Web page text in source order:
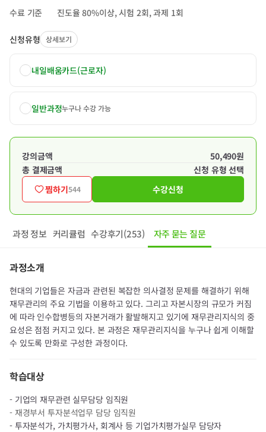
수료 기준
진도율 80%이상, 시험 2회, 과제 1회
신청유형 상세보기
내일배움카드(근로자)
일반과정누구나 수강 가능
강의금액
50,490원
총 결제금액
신청 유형 선택
찜하기544 수강신청
과정 정보 커리큘럼 수강후기(253) 자주 묻는 질문
과정소개
현대의 기업들은 자금과 관련된 복잡한 의사결정 문제를 해결하기 위해
재무관리의 주요 기법을 이용하고 있다. 그리고 자본시장의 규모가 커짐
에 따라 인수합병등의 자본거래가 활발해지고 있기에 재무관리지식의 중
요성은 점점 커지고 있다. 본 과정은 재무관리지식을 누구나 쉽게 이해할
수 있도록 만화로 구성한 과정이다.​
학습대상
- 기업의 재무관련 실무담당 임직원
- 재경부서 투자분석업무 담당 임직원
- 투자분석가, 가치평가사, 회계사 등 기업가치평가실무 담당자​